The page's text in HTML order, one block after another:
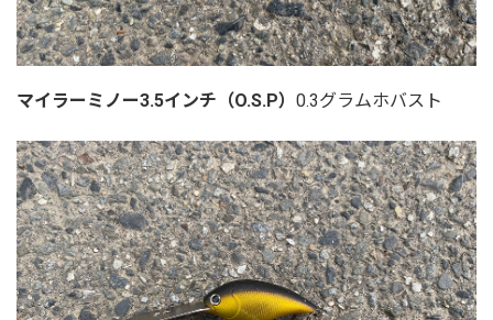
マイラーミノー3.5インチ（O.S.P） 0.3グラムホバスト